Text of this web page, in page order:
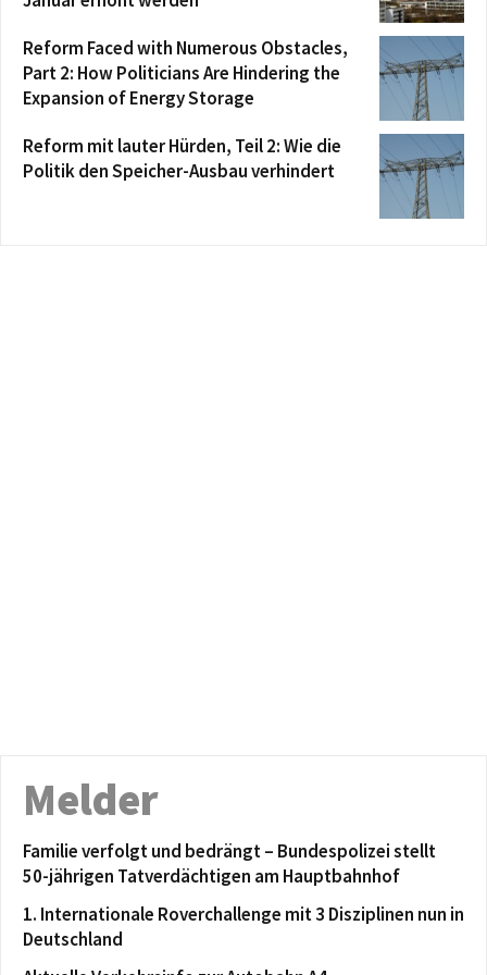
Reform Faced with Numerous Obstacles,
Part 2: How Politicians Are Hindering the
Expansion of Energy Storage
Reform mit lauter Hürden, Teil 2: Wie die
Politik den Speicher-Ausbau verhindert
Melder
Familie verfolgt und bedrängt – Bundespolizei stellt
50-jährigen Tatverdächtigen am Hauptbahnhof
1. Internationale Roverchallenge mit 3 Disziplinen nun in
Deutschland